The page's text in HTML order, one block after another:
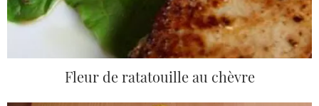
Fleur de ratatouille au chèvre